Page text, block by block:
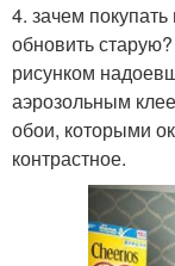
4. зачем
обновить
рисунком
аэрозольным
обои, которыми
контрастное.